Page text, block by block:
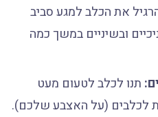
את הכלב למגע סביב
ובשיניים במשך כמה
תנו לכלב לטעום מעט
לכלבים (על האצבע שלכם).